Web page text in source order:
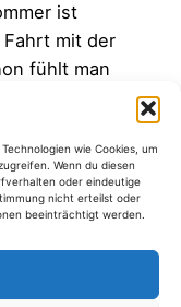
wie Cookies, um
Wenn du diesen
oder eindeutige
nicht erteilst oder
beeinträchtigt werden.
ist
mit der
fühlt man
Bremen in